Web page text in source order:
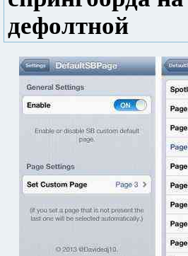
дефолтной